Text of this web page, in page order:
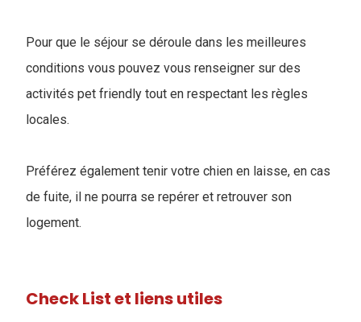
Pour que le séjour se déroule dans les meilleures
conditions vous pouvez vous renseigner sur des
activités pet friendly tout en respectant les règles
locales.
Préférez également tenir votre chien en laisse, en cas
de fuite, il ne pourra se repérer et retrouver son
logement.
Check List et liens utiles